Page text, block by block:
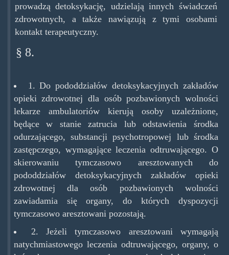
prowadzą detoksykację, udzielają innych świadczeń
zdrowotnych, a także nawiązują z tymi osobami
kontakt terapeutyczny.
§ 8.
1. Do pododdziałów detoksykacyjnych zakładów
opieki zdrowotnej dla osób pozbawionych wolności
lekarze ambulatoriów kierują osoby uzależnione,
będące w stanie zatrucia lub odstawienia środka
odurzającego, substancji psychotropowej lub środka
zastępczego, wymagające leczenia odtruwającego. O
skierowaniu tymczasowo aresztowanych do
pododdziałów detoksykacyjnych zakładów opieki
zdrowotnej dla osób pozbawionych wolności
zawiadamia się organy, do których dyspozycji
tymczasowo aresztowani pozostają.
2. Jeżeli tymczasowo aresztowani wymagają
natychmiastowego leczenia odtruwającego, organy, o